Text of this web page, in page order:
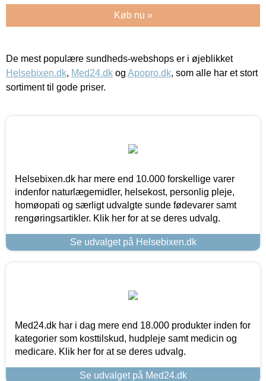
Køb nu »
De mest populære sundheds-webshops er i øjeblikket
Helsebixen.dk, Med24.dk og Apopro.dk, som alle har et stort
sortiment til gode priser.
Helsebixen.dk har mere end 10.000 forskellige varer
indenfor naturlægemidler, helsekost, personlig pleje,
homøopati og særligt udvalgte sunde fødevarer samt
rengøringsartikler. Klik her for at se deres udvalg.
Se udvalget på Helsebixen.dk
Med24.dk har i dag mere end 18.000 produkter inden for
kategorier som kosttilskud, hudpleje samt medicin og
medicare. Klik her for at se deres udvalg.
Se udvalget på Med24.dk